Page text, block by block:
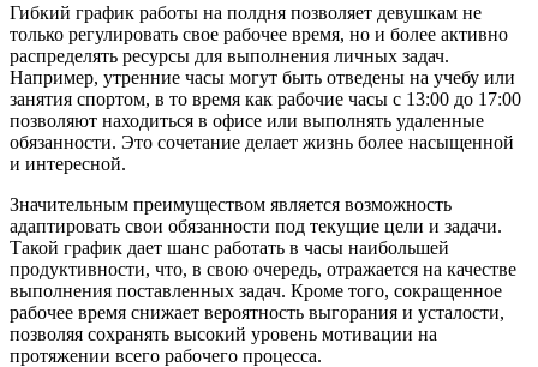
Гибкий график работы на полдня позволяет девушкам не
только регулировать свое рабочее время, но и более активно
распределять ресурсы для выполнения личных задач.
Например, утренние часы могут быть отведены на учебу или
занятия спортом, в то время как рабочие часы с 13:00 до 17:00
позволяют находиться в офисе или выполнять удаленные
обязанности. Это сочетание делает жизнь более насыщенной
и интересной.
Значительным преимуществом является возможность
адаптировать свои обязанности под текущие цели и задачи.
Такой график дает шанс работать в часы наибольшей
продуктивности, что, в свою очередь, отражается на качестве
выполнения поставленных задач. Кроме того, сокращенное
рабочее время снижает вероятность выгорания и усталости,
позволяя сохранять высокий уровень мотивации на
протяжении всего рабочего процесса.